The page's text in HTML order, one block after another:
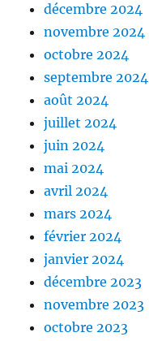
décembre 2024
novembre 2024
octobre 2024
septembre 2024
août 2024
juillet 2024
juin 2024
mai 2024
avril 2024
mars 2024
février 2024
janvier 2024
décembre 2023
novembre 2023
octobre 2023